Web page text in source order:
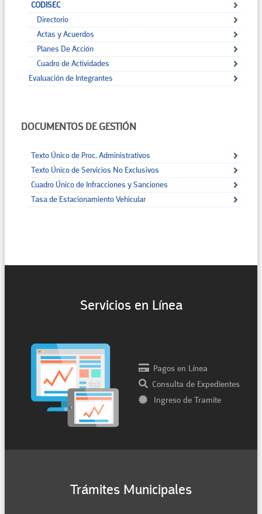
CODISEC
Directorio
Actas y Acuerdos
Planes De Acción
Cuadro de Actividades
Evaluación de Integrantes
DOCUMENTOS DE GESTIÓN
Texto Único de Proc. Administrativos
Texto Único de Servicios No Exclusivos
Cuadro Único de Infracciones y Sanciones
Tasa de Estacionamiento Vehicular
Servicios en Línea
Pagos en Línea
Consulta de Expedientes
Ingreso de Tramite
Trámites Municipales